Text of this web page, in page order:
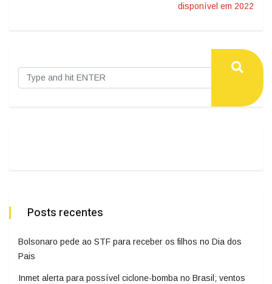
disponível em 2022
Posts recentes
Bolsonaro pede ao STF para receber os filhos no Dia dos
Pais
Inmet alerta para possível ciclone-bomba no Brasil; ventos